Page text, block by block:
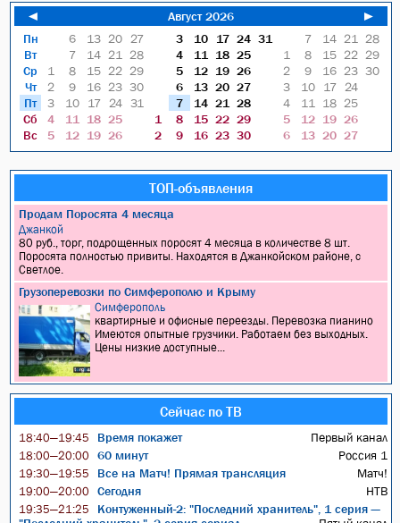
◄ Август 2026
►
Пн
Вт
Ср
Чт
Пт
Сб
Вс
6 13 20
27
7
14 21
28
1
8 15 22 29
2
9 16 23 30
3
10 17 24 31
4
11 18 25
5
12 19 26
3 10 17 24 31
4
11 18 25
5
12 19 26
6
13 20 27
7
14 21
28
1
8 15 22 29
2
9 16 23 30
7 14 21
28
1
8 15 22 29
2
9 16 23 30
3
10 17
24
4
11 18 25
5
12 19 26
6
13 20 27
ТОП-объявления
Продам Поросята 4 месяца
Джанкой
80 руб., торг, подрощенных поросят 4 месяца в количестве 8 шт.
Поросята полностью привиты. Находятся в Джанкойском районе, с
Светлое.
Грузоперевозки по Симферополю и Крыму
Симферополь
квартирные и офисные переезды. Перевозка пианино
Имеются опытные грузчики. Работаем без выходных.
Цены низкие доступные...
Сейчас по ТВ
18:40—19:45 Время покажет Первый канал
18:00—20:00 60 минут Россия 1
19:30—19:55 Все на Матч! Прямая трансляция Матч!
19:00—20:00 Сегодня НТВ
19:35—21:25
Контуженный-2: "Последний хранитель", 1 серия —